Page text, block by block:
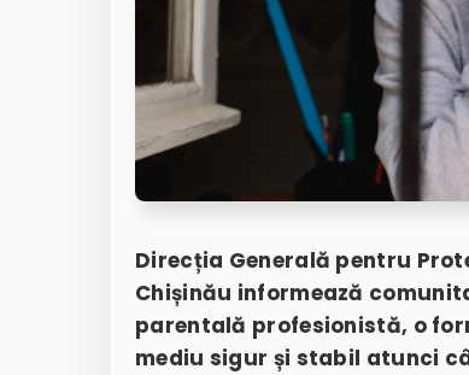
Direcția Generală pentru
Chișinău informează
parentală profesionistă, o
mediu sigur și stabil atunci